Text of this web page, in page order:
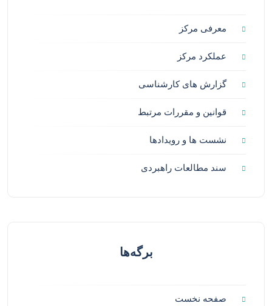
معرفی مرکز
عملکرد مرکز
گزارش های کارشناسی
قوانین و مقررات مرتبط
نشست ها و رویدادها
سند مطالعات راهبردی
برگه‌ها
صفحه نخست